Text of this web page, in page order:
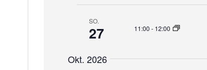
h
u
SO.
27 11:00- 12:00
Okt. 2026